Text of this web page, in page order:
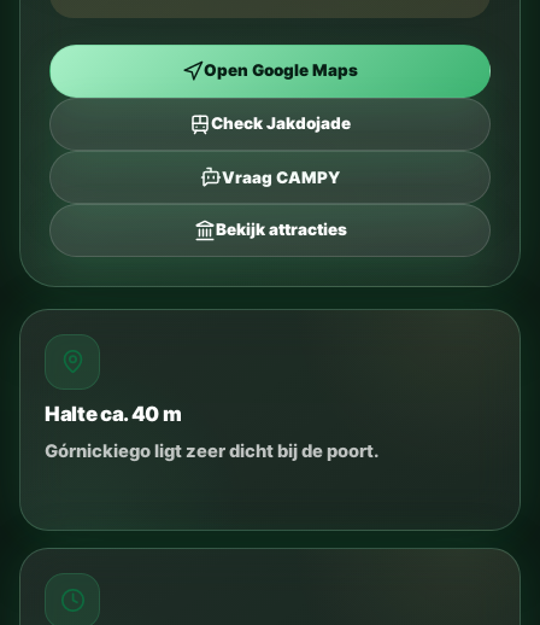
Open Google Maps
Check Jakdojade
Vraag CAMPY
Bekijk attracties
Halte ca. 40 m
Górnickiego ligt zeer dicht bij de poort.